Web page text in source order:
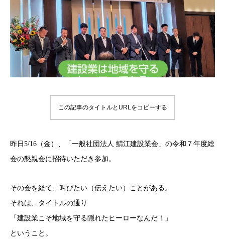
この記事のタイトルとURLをコピーする
昨日5/16（金）、「一般社団法人 鯖江建設業会」の令和７年度総
会の懇親会に招待いただき参加。
その会を経て、叫びたい（伝えたい）ことがある。
それは、タイトルの通り
「建設業こそ地域を守る隠れたヒーローなんだ！」
ということ。